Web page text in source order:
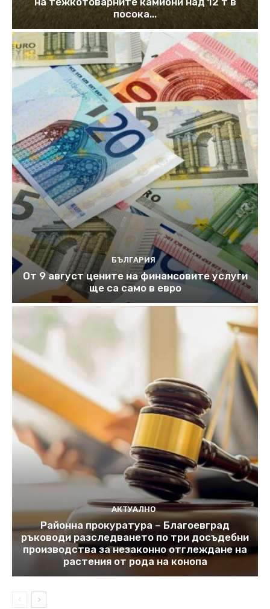
посока...
БЪЛГАРИЯ
От 9 август цените на финансовите услуги
ще са само в евро
АКТУАЛНО
Районна прокуратура – Благоевград
ръководи разследването по три досъдебни
производства за незаконно отглеждане на
растения от рода на конопа